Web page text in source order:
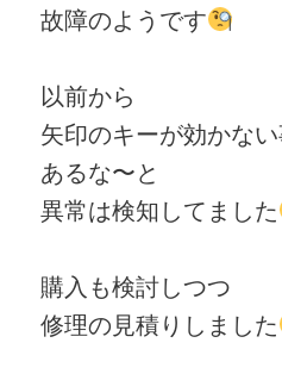
故障のようです
以前から
矢印のキーが効かな
あるな〜と
異常は検知してました
購入も検討しつつ
修理の見積りしました